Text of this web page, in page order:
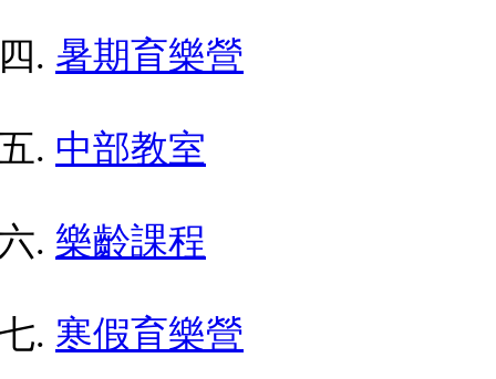
暑期育樂營
中部教室
樂齡課程
寒假育樂營